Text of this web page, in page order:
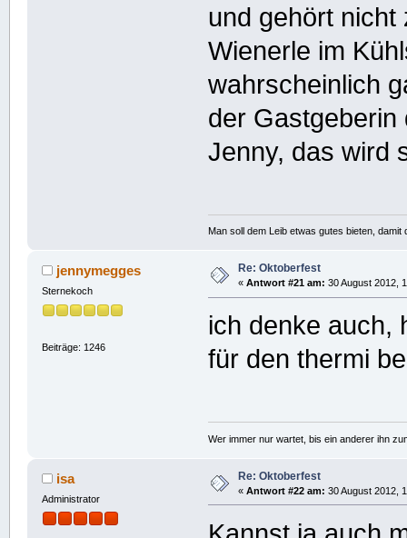
und gehört
Wienerle im
wahrscheinlich
der Gastgeberin
Jenny, das wird
Man soll dem Leib etwas gutes bieten,
jennymegges
Sternekoch
Beiträge: 1246
Re: Oktoberfest
« Antwort #21 am: 30 August 2012,
ich denke auch,
für den thermi
Wer immer nur wartet, bis ein anderer ihn
isa
Administrator
Re: Oktoberfest
« Antwort #22 am: 30 August 2012,